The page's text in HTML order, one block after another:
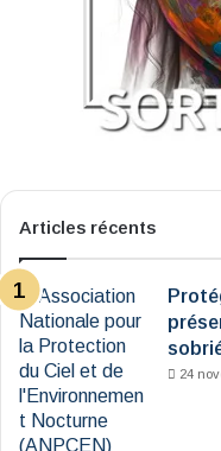
Articles récents
24